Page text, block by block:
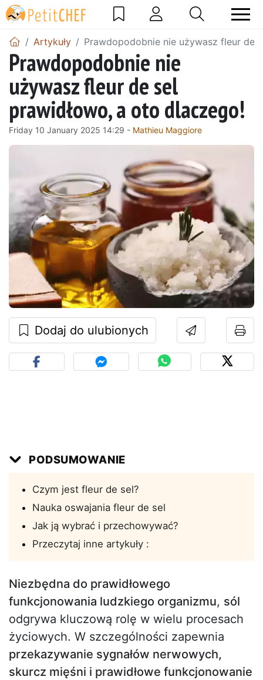
Artykuły Prawdopodobnie nie używasz fleur de
Prawdopodobnie nie
używasz fleur de sel
prawidłowo, a oto dlaczego!
Friday 10 January 2025 14:29 - Mathieu Maggiore
Dodaj do ulubionych
PODSUMOWANIE
Czym jest fleur de sel?
Nauka oswajania fleur de sel
Jak ją wybrać i przechowywać?
Przeczytaj inne artykuły :
Niezbędna do prawidłowego
funkcjonowania ludzkiego organizmu, sól
odgrywa kluczową rolę w wielu procesach
życiowych. W szczególności zapewnia
przekazywanie sygnałów nerwowych,
skurcz mięśni i prawidłowe funkcjonowanie